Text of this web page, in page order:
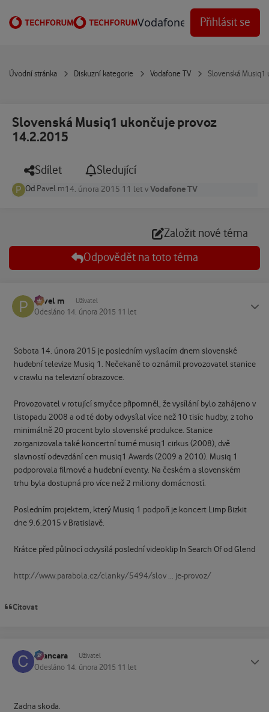
Vodafone Techforum
Přihlásit se
Úvodní stránka Diskuzní kategorie Vodafone TV Slovenská
Slovenská Musiq1 ukončuje provoz
14.2.2015
Sdílet Sledující
Od Pavel m14. února 2015 11 let vVodafone TV
Založit nové téma
Odpovědět na toto téma
Pavel m Uživatel
Odesláno 14. února 2015 11 let
Sobota 14. února 2015 je posledním vysílacím dnem slovenské
hudební televize Musiq 1. Nečekaně to oznámil provozovatel stanice
v crawlu na televizní obrazovce.
Provozovatel v rotující smyčce připomněl, že vysílání bylo zahájeno v
listopadu 2008 a od té doby odvysílal více než 10 tisíc hudby, z toho
minimálně 20 procent bylo slovenské produkce. Stanice
zorganizovala také koncertní turné musiq1 cirkus (2008), dvě
slavností odevzdání cen musiq1 Awards (2009 a 2010). Musiq 1
podporovala filmové a hudební eventy. Na českém a slovenském
trhu byla dostupná pro více než 2 miliony domácností.
Posledním projektem, který Musiq 1 podpoří je koncert Limp Bizkit
dne 9.6.2015 v Bratislavě.
Krátce před půlnocí odvysílá poslední videoklip In Search Of od Glend
http://www.parabola.cz/clanky/5494/slov ... je-provoz/
Citovat
cvancara Uživatel
Odesláno 14. února 2015 11 let
Zadna skoda.